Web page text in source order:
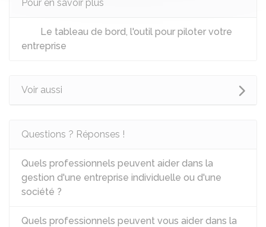
Pour en savoir plus
Le tableau de bord, l'outil pour piloter votre
entreprise
Voir aussi
Questions ? Réponses !
Quels professionnels peuvent aider dans la
gestion d'une entreprise individuelle ou d'une
société ?
Quels professionnels peuvent vous aider dans la